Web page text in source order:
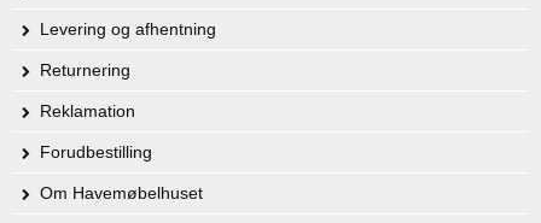
Levering og afhentning
Returnering
Reklamation
Forudbestilling
Om Havemøbelhuset